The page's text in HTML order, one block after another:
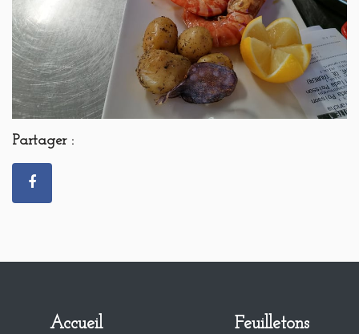
Partager :
Accueil
Feuilletons